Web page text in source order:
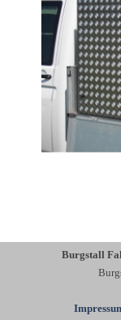
Burgstall